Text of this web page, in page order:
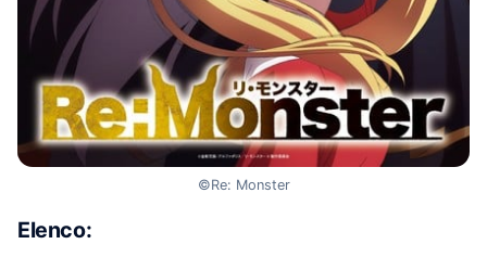
©Re: Monster
Elenco: